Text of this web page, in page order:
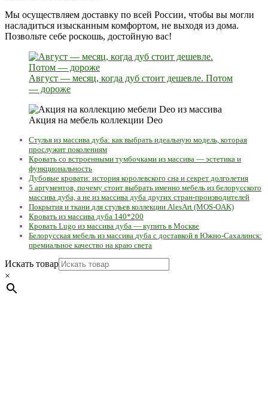
Мы осуществляем доставку по всей России, чтобы вы могли
насладиться изысканным комфортом, не выходя из дома.
Позвольте себе роскошь, достойную вас!
Август — месяц, когда дуб стоит дешевле. Потом
— дороже
Акция на мебель коллекции Deo
Стулья из массива дуба: как выбрать идеальную модель, которая
прослужит поколениям
Кровать со встроенными тумбочками из массива — эстетика и
функциональность
Дубовые кровати: история королевского сна и секрет долголетия
5 аргументов, почему стоит выбрать именно мебель из белорусского
массива дуба, а не из массива дуба других стран-производителей
Покрытия и ткани для стульев коллекции AlesArt (MOS-OAK)
Кровать из массива дуба 140*200
Кровать Lugo из массива дуба — купить в Москве
Белорусская мебель из массива дуба с доставкой в Южно-Сахалинск:
премиальное качество на краю света
Искать товар
×